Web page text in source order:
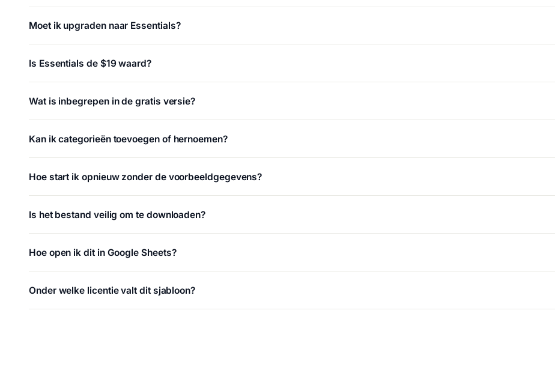
Moet ik upgraden naar Essentials?
Is Essentials de $19 waard?
Wat is inbegrepen in de gratis versie?
Kan ik categorieën toevoegen of hernoemen?
Hoe start ik opnieuw zonder de voorbeeldgegevens?
Is het bestand veilig om te downloaden?
Hoe open ik dit in Google Sheets?
Onder welke licentie valt dit sjabloon?